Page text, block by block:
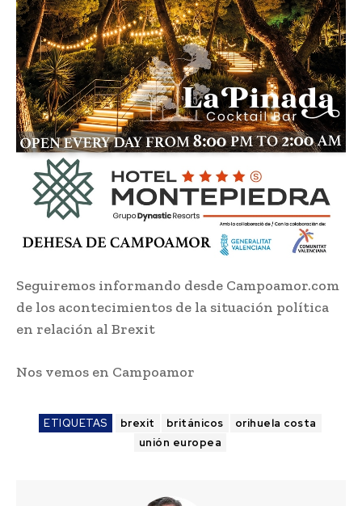
Seguiremos informando desde Campoamor.com
de los acontecimientos de la situación política
en relación al Brexit
Nos vemos en Campoamor
ETIQUETAS brexit británicos
orihuela costa
unión europea